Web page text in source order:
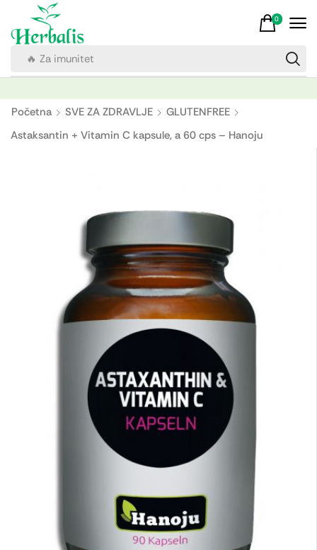
🔥 Za imunitet
0
Početna SVE ZA ZDRAVLJE
GLUTENFREE
Astaksantin + Vitamin C kapsule, a 60 cps – Hanoju